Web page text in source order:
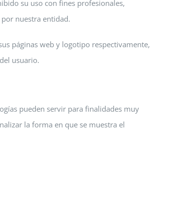
su uso con fines profesionales,
nuestra entidad.
páginas web y logotipo respectivamente,
usuario.
pueden servir para finalidades muy
la forma en que se muestra el